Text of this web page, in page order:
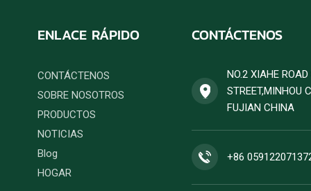
ENLACE RÁPIDO
CONTÁCTENOS
SOBRE NOSOTROS
PRODUCTOS
NOTICIAS
Blog
HOGAR
CONTÁCTENOS
NO.2 XIAHE
STREET,MINHOU
FUJIAN CHINA
+86